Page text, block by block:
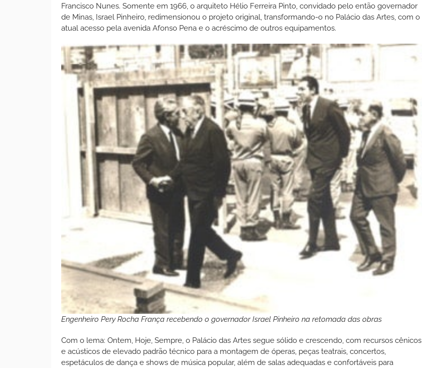
Francisco Nunes. Somente em 1966, o arquiteto Hélio Ferreira Pinto, convidado pelo então governador
de Minas, Israel Pinheiro, redimensionou o projeto original, transformando-o no Palácio das Artes, com o
atual acesso pela avenida Afonso Pena e o acréscimo de outros equipamentos.
Engenheiro Pery Rocha França recebendo o governador Israel Pinheiro na retomada das obras
Com o lema: Ontem, Hoje, Sempre, o Palácio das Artes segue sólido e crescendo, com recursos cênicos
e acústicos de elevado padrão técnico para a montagem de óperas, peças teatrais, concertos,
espetáculos de dança e shows de música popular, além de salas adequadas e confortáveis para